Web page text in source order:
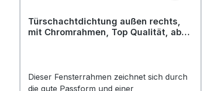
Türschachtdichtung außen rechts,
mit Chromrahmen, Top Qualität, ab
Dieser Fensterrahmen zeichnet sich durch
die gute Passform und einer